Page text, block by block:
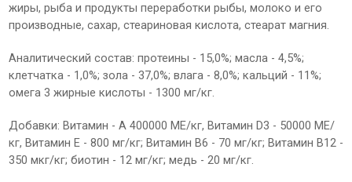
жиры, рыба и продукты переработки рыбы, молоко и его
производные, сахар, стеариновая кислота, стеарат магния.
Аналитический состав: протеины - 15,0%; масла - 4,5%;
клетчатка - 1,0%; зола - 37,0%; влага - 8,0%; кальций - 11%;
омега 3 жирные кислоты - 1300 мг/кг.
Добавки: Витамин - А 400000 МЕ/кг, Витамин D3 - 50000 МЕ/
кг, Витамин Е - 800 мг/кг; Витамин В6 - 70 мг/кг; Витамин В12 -
350 мкг/кг; биотин - 12 мг/кг; медь - 20 мг/кг.